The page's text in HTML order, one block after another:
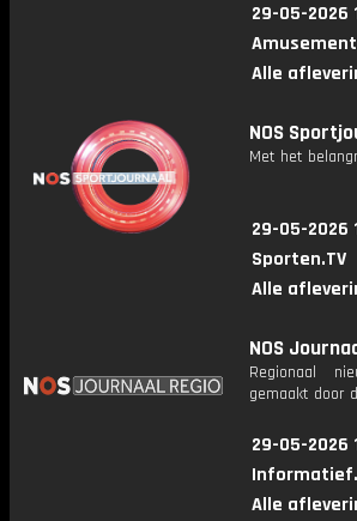
29-05-2026
Alle
NOS
Met het
29-05-2026
Sporten.TV
Alle
NOS
Regionaal
gemaakt door
29-05-2026
Alle